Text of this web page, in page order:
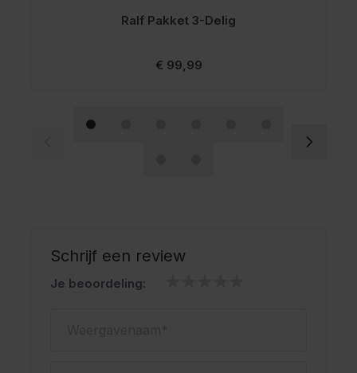
Ralf Pakket 3-Delig
Vanaf
€ 99,99
Schrijf een review
Je beoordeling: